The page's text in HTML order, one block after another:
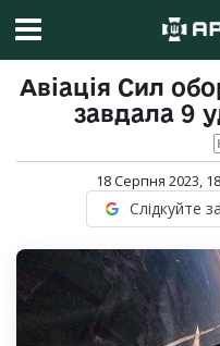
Авіація Сил
завдала 9
18 Серпня 2023,
Слідкуйте